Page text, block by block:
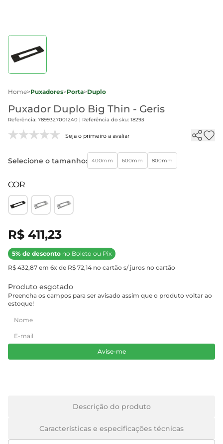
Home>Puxadores>Porta>Duplo
Puxador Duplo Big Thin - Geris
Referência: 7899327001240 | Referência do sku: 18293
Seja o primeiro a avaliar
Selecione o tamanho: 400mm 600mm 800mm
COR
R$ 411,23
5% de desconto no Boleto ou Pix
R$ 432,87 em 6x de R$ 72,14 no cartão s/ juros no cartão
Produto esgotado
Preencha os campos para ser avisado assim que o produto voltar ao
estoque!
Avise-me
Descrição do produto
Características e especificações técnicas